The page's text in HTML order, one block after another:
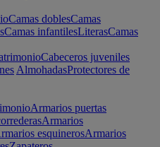
Camas doblesCamas
Camas infantilesLiterasCamas
Cabeceros juveniles
AlmohadasProtectores de
Armarios puertas
Armarios
esquinerosArmarios